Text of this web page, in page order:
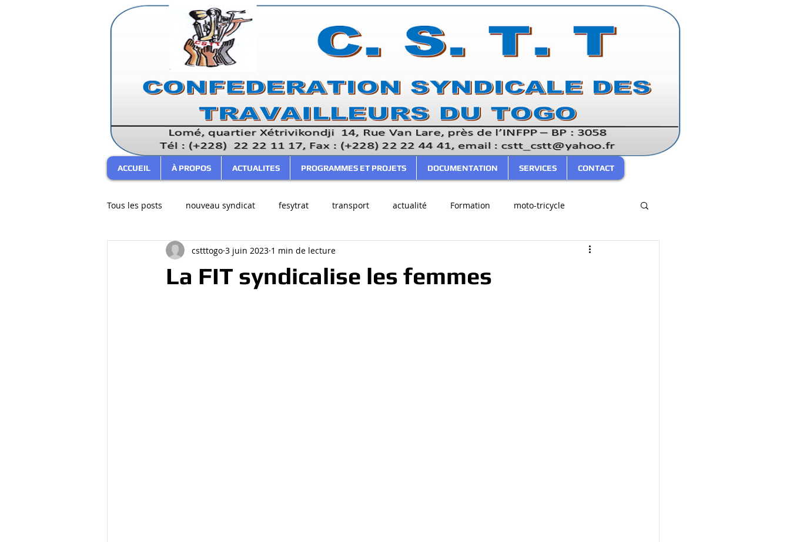
ACCUEIL À PROPOS ACTUALITES PROGRAMMES ET PROJETS DOCUMENTATION SERVICES CONTACT
Tous les posts nouveau syndicat fesytrat transport actualité Formation moto-tricycle
bureau confédéral Commencer Votre communauté
La FIT syndicalise les femmes
cstttogo 3 juin 2023 1 min de lecture